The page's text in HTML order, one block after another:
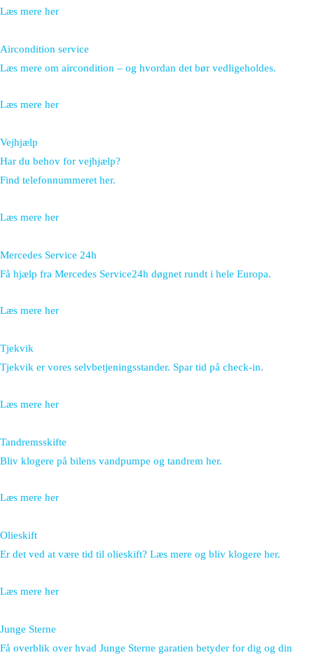
Læs mere her
Aircondition service
Læs mere om aircondition – og hvordan det bør vedligeholdes.
Læs mere her
Vejhjælp
Har du behov for vejhjælp?
Find telefonnummeret her.
Læs mere her
Mercedes Service 24h
Få hjælp fra Mercedes Service24h døgnet rundt i hele Europa.
Læs mere her
Tjekvik
Tjekvik er vores selvbetjeningsstander. Spar tid på check-in.
Læs mere her
Tandremsskifte
Bliv klogere på bilens vandpumpe og tandrem her.
Læs mere her
Olieskift
Er det ved at være tid til olieskift? Læs mere og bliv klogere her.
Læs mere her
Junge Sterne
Få overblik over hvad Junge Sterne garatien betyder for dig og din